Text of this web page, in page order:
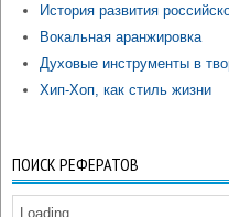
История развития
Вокальная аранжировка
Духовые инструменты в
Хип-Хоп, как стиль жизни
ПОИСК РЕФЕРАТОВ
Loading